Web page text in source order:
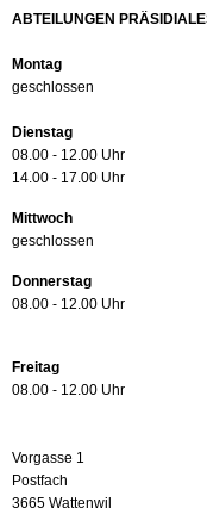
ABTEILUNGEN
Montag
geschlossen
Dienstag
08.00 - 12.00 Uhr
14.00 - 17.00 Uhr
Mittwoch
geschlossen
Donnerstag
08.00 - 12.00 Uhr
Freitag
08.00 - 12.00 Uhr
Vorgasse 1
Postfach
3665 Wattenwil